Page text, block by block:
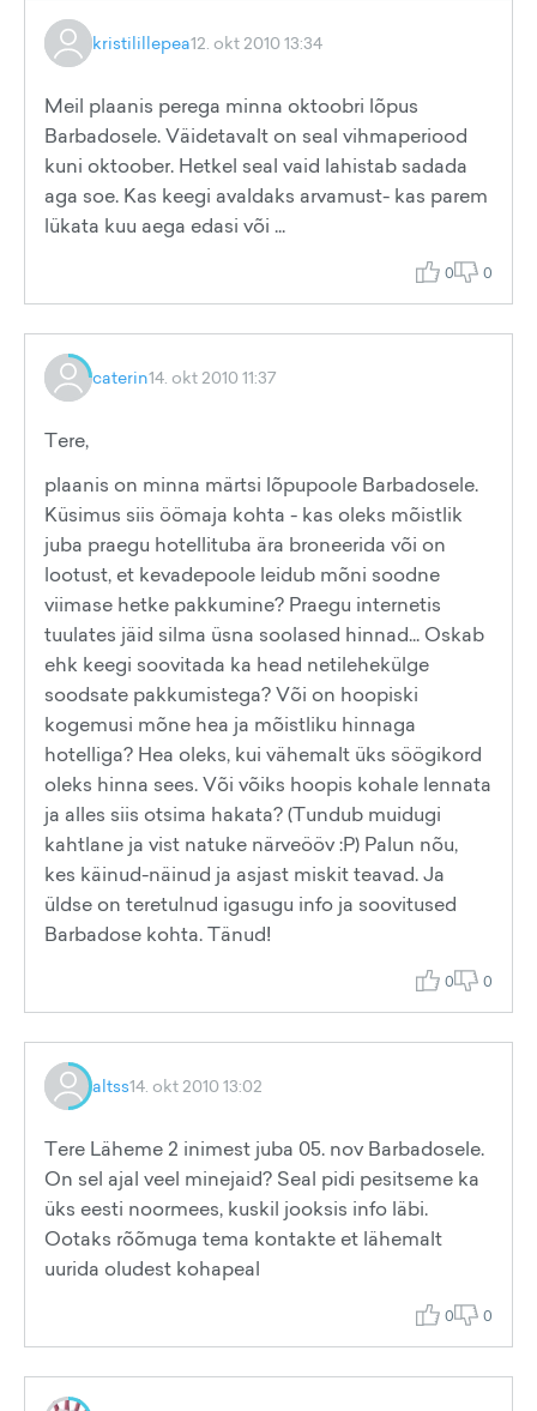
kristilillepea12. okt 2010 13:34
Meil plaanis perega minna oktoobri lõpus
Barbadosele. Väidetavalt on seal vihmaperiood
kuni oktoober. Hetkel seal vaid lahistab sadada
aga soe. Kas keegi avaldaks arvamust- kas parem
lükata kuu aega edasi või ...
0 0
caterin14. okt 2010 11:37
Tere,
plaanis on minna märtsi lõpupoole Barbadosele.
Küsimus siis öömaja kohta - kas oleks mõistlik
juba praegu hotellituba ära broneerida või on
lootust, et kevadepoole leidub mõni soodne
viimase hetke pakkumine? Praegu internetis
tuulates jäid silma üsna soolased hinnad... Oskab
ehk keegi soovitada ka head netilehekülge
soodsate pakkumistega? Või on hoopiski
kogemusi mõne hea ja mõistliku hinnaga
hotelliga? Hea oleks, kui vähemalt üks söögikord
oleks hinna sees. Või võiks hoopis kohale lennata
ja alles siis otsima hakata? (Tundub muidugi
kahtlane ja vist natuke närveööv :P) Palun nõu,
kes käinud-näinud ja asjast miskit teavad. Ja
üldse on teretulnud igasugu info ja soovitused
Barbadose kohta. Tänud!
0 0
altss14. okt 2010 13:02
Tere Läheme 2 inimest juba 05. nov Barbadosele.
On sel ajal veel minejaid? Seal pidi pesitseme ka
üks eesti noormees, kuskil jooksis info läbi.
Ootaks rõõmuga tema kontakte et lähemalt
uurida oludest kohapeal
0 0